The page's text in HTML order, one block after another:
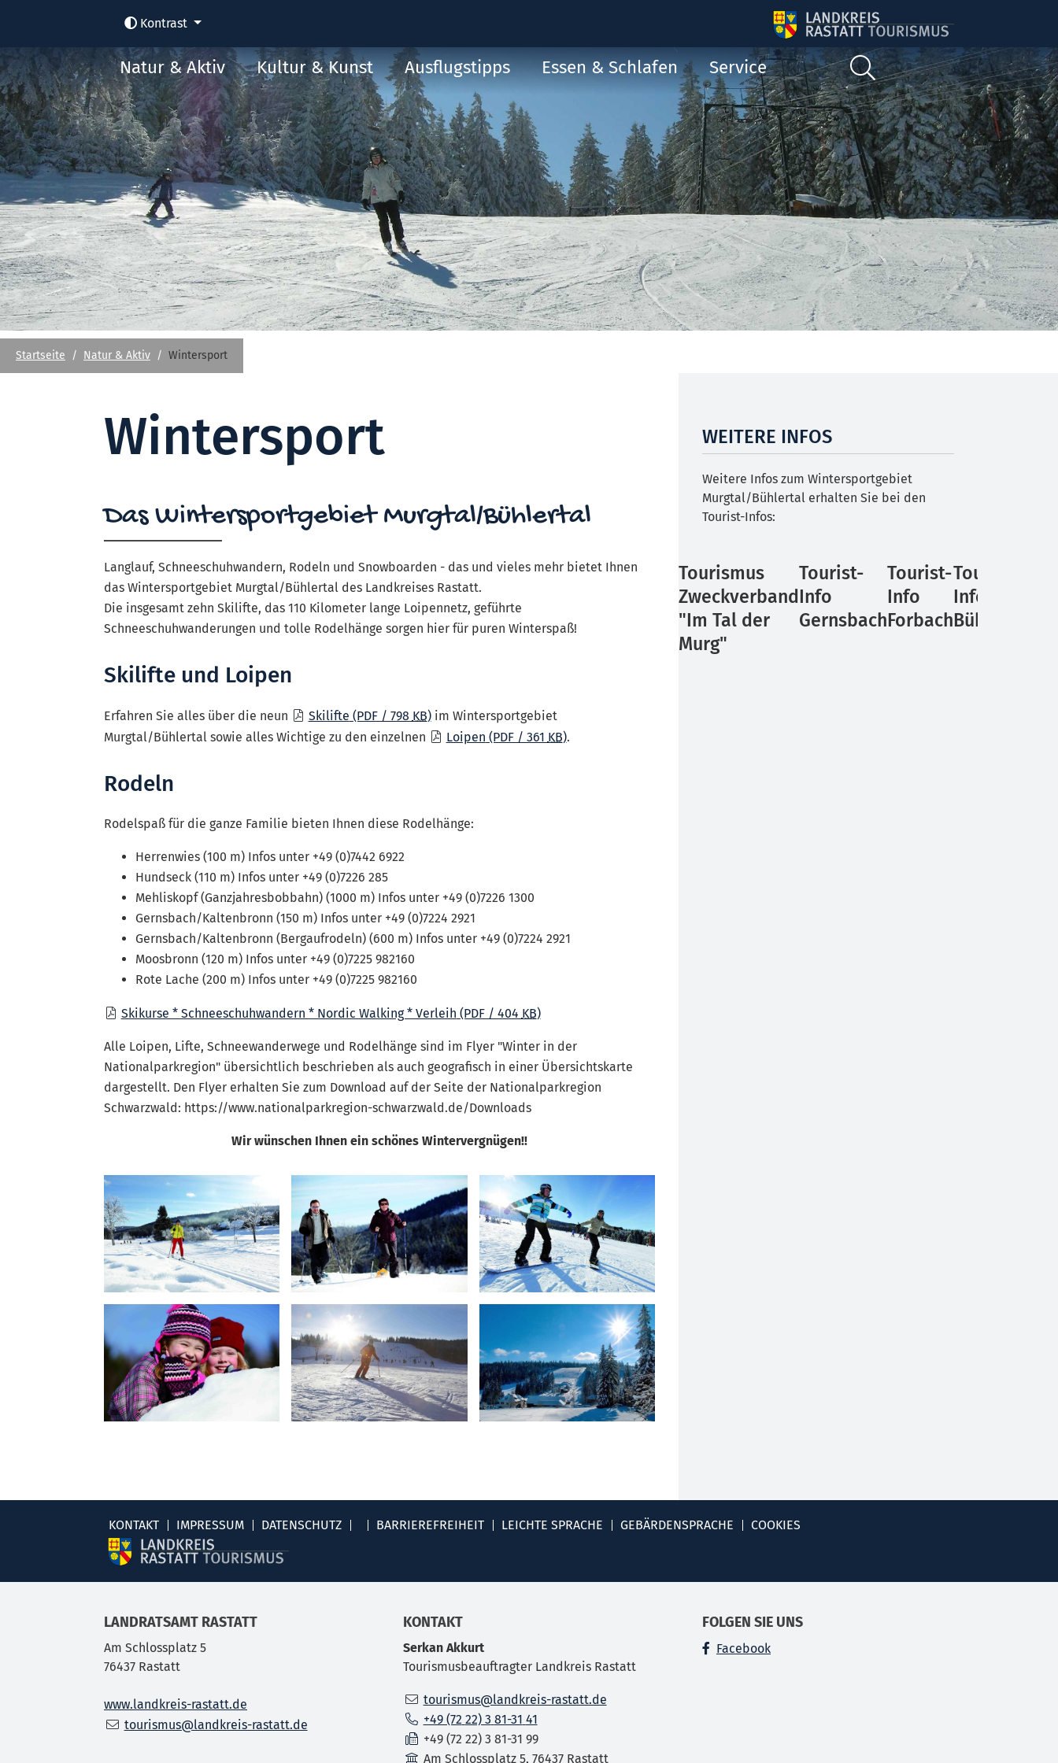
Kontrast
Natur & Aktiv Kultur & Kunst Ausflugstipps Essen & Schlafen Service
Startseite Natur & Aktiv Wintersport
Wintersport
Das Wintersportgebiet Murgtal/Bühlertal
Langlauf, Schneeschuhwandern, Rodeln und Snowboarden - das und vieles mehr bietet Ihnen
das Wintersportgebiet Murgtal/Bühlertal des Landkreises Rastatt.
Die insgesamt zehn Skilifte, das 110 Kilometer lange Loipennetz, geführte
Schneeschuhwanderungen und tolle Rodelhänge sorgen hier für puren Winterspaß!
Skilifte und Loipen
Erfahren Sie alles über die neun Skilifte (PDF / 798 KB)im Wintersportgebiet
Murgtal/Bühlertal sowie alles Wichtige zu den einzelnen
Loipen (PDF / 361 KB).
Rodeln
Rodelspaß für die ganze Familie bieten Ihnen diese Rodelhänge:
Herrenwies (100 m) Infos unter +49 (0)7442 6922
Hundseck (110 m) Infos unter +49 (0)7226 285
Mehliskopf (Ganzjahresbobbahn) (1000 m) Infos unter +49 (0)7226 1300
Gernsbach/Kaltenbronn (150 m) Infos unter +49 (0)7224 2921
Gernsbach/Kaltenbronn (Bergaufrodeln) (600 m) Infos unter +49 (0)7224 2921
Moosbronn (120 m) Infos unter +49 (0)7225 982160
Rote Lache (200 m) Infos unter +49 (0)7225 982160
Skikurse * Schneeschuhwandern * Nordic Walking * Verleih (PDF / 404 KB)
Alle Loipen, Lifte, Schneewanderwege und Rodelhänge sind im Flyer "Winter in der
Nationalparkregion" übersichtlich beschrieben als auch geografisch in einer Übersichtskarte
dargestellt. Den Flyer erhalten Sie zum Download auf der Seite der Nationalparkregion
Schwarzwald: https://www.nationalparkregion-schwarzwald.de/Downloads
Wir wünschen Ihnen ein schönes Wintervergnügen!!
WEITERE INFOS
Weitere Infos zum Wintersportgebiet
Murgtal/Bühlertal erhalten Sie bei den
Tourist-Infos:
Tourismus
Zweckverband
"Im Tal der
Murg"
Tourist-
Info
Gernsbach
Tourist-
Info
Forbach
Tourist-
Info
Bühlertal
KONTAKT IMPRESSUM DATENSCHUTZ BARRIEREFREIHEIT LEICHTE SPRACHE GEBÄRDENSPRACHE COOKIES
LANDRATSAMT RASTATT
Am Schlossplatz 5
76437 Rastatt
www.landkreis-rastatt.de
tourismus@landkreis-rastatt.de
KONTAKT
Serkan Akkurt
Tourismusbeauftragter Landkreis Rastatt
tourismus@landkreis-rastatt.de
+49 (72 22) 3 81-31 41
+49 (72 22) 3 81-31 99
Am Schlossplatz 5, 76437 Rastatt
FOLGEN SIE UNS
Facebook